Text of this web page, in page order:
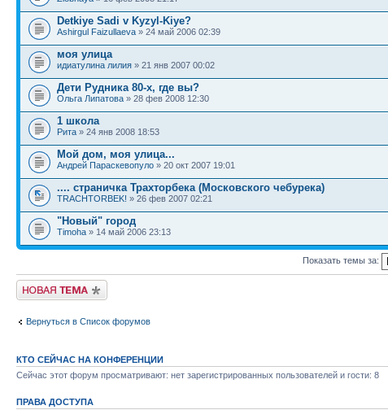
Detkiye Sadi v Kyzyl-Kiye?
Ashirgul Faizullaeva » 24 май 2006 02:39
моя улица
идиатулина лилия » 21 янв 2007 00:02
Дети Рудника 80-х, где вы?
Ольга Липатова » 28 фев 2008 12:30
1 школа
Рита » 24 янв 2008 18:53
Мой дом, моя улица...
Андрей Параскевопуло » 20 окт 2007 19:01
.... страничка Трахторбека (Московского чебурека)
TRACHTORBEK! » 26 фев 2007 02:21
"Новый" город
Timoha » 14 май 2006 23:13
Показать темы за:
Новая тема
Вернуться в Список форумов
КТО СЕЙЧАС НА КОНФЕРЕНЦИИ
Сейчас этот форум просматривают: нет зарегистрированных пользователей и гости: 8
ПРАВА ДОСТУПА